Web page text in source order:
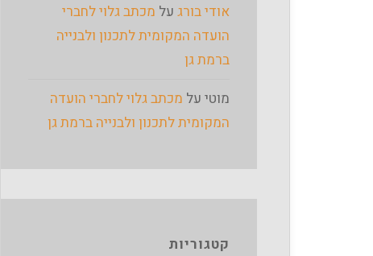
אודי בורג על מכתב גלוי לחברי
הועדה המקומית לתכנון ולבנייה
ברמת גן
מוטי על מכתב גלוי לחברי הועדה
המקומית לתכנון ולבנייה ברמת גן
קטגוריות